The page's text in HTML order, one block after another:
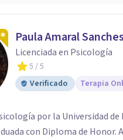
Paula Amaral Sanches
Licenciada en Psicología
5 / 5
Verificado
Terapia
por la Universidad de
con Diploma de Honor. Atención a